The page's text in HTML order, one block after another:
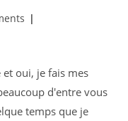
oui, je fais mes
d'entre vous
temps que je